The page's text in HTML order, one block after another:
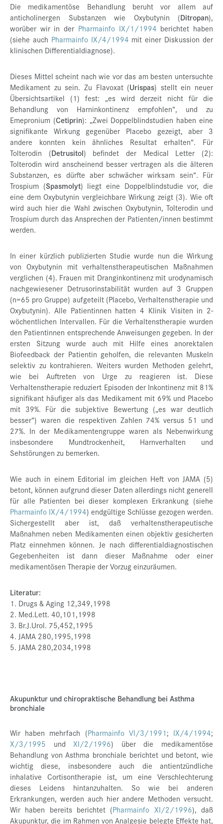
Die medikamentöse Behandlung beruht vor allem auf
anticholinergen Substanzen wie Oxybutynin (Ditropan),
worüber wir in der Pharmainfo IX/1/1994 berichtet haben
(siehe auch Pharmainfo IX/4/1994 mit einer Diskussion der
klinischen Differentialdiagnose).
Dieses Mittel scheint nach wie vor das am besten untersuchte
Medikament zu sein. Zu Flavoxat (Urispas) stellt ein neuer
Übersichtsartikel (1) fest: „es wird derzeit nicht für die
Behandlung von Harninkontinenz empfohlen“, und zu
Emepronium (Cetiprin): „Zwei Doppelblindstudien haben eine
signifikante Wirkung gegenüber Placebo gezeigt, aber 3
andere konnten kein ähnliches Resultat erhalten“. Für
Tolterodin (Detrusitol) befindet der Medical Letter (2):
Tolterodin wird anscheinend besser vertragen als die älteren
Substanzen, es dürfte aber schwächer wirksam sein“. Für
Trospium (Spasmolyt) liegt eine Doppelblindstudie vor, die
eine dem Oxybutynin vergleichbare Wirkung zeigt (3). Wie oft
wird auch hier die Wahl zwischen Oxybutynin, Tolterodin und
Trospium durch das Ansprechen der Patienten/innen bestimmt
werden.
In einer kürzlich publizierten Studie wurde nun die Wirkung
von Oxybutynin mit verhaltenstherapeutischen Maßnahmen
verglichen (4). Frauen mit Dranginkontinenz mit urodynamisch
nachgewiesener Detrusorinstabilität wurden auf 3 Gruppen
(n=65 pro Gruppe) aufgeteilt (Placebo, Verhaltenstherapie und
Oxybutynin). Alle Patientinnen hatten 4 Klinik Visiten in 2-
wöchentlichen Intervallen. Für die Verhaltenstherapie wurden
den Patientinnen entsprechende Anweisungen gegeben. In der
ersten Sitzung wurde auch mit Hilfe eines anorektalen
Biofeedback der Patientin geholfen, die relevanten Muskeln
selektiv zu kontrahieren. Weiters wurden Methoden gelehrt,
wie bei Auftreten von Urge zu reagieren ist. Diese
Verhaltenstherapie reduziert Episoden der Inkontinenz mit 81%
signifikant häufiger als das Medikament mit 69% und Placebo
mit 39%. Für die subjektive Bewertung („es war deutlich
besser“) waren die respektiven Zahlen 74% versus 51 und
27%. In der Medikamentengruppe waren als Nebenwirkung
insbesondere Mundtrockenheit, Harnverhalten und
Sehstörungen zu bemerken.
Wie auch in einem Editorial im gleichen Heft von JAMA (5)
betont, können aufgrund dieser Daten allerdings nicht generell
für alle Patienten bei dieser komplexen Erkrankung (siehe
Pharmainfo IX/4/1994) endgültige Schlüsse gezogen werden.
Sichergestellt aber ist, daß verhaltenstherapeutische
Maßnahmen neben Medikamenten einen objektiv gesicherten
Platz einnehmen können. Je nach differentialdiagnostischen
Gegebenheiten ist dann dieser Maßnahme oder einer
medikamentösen Therapie der Vorzug einzuräumen.
Literatur:
1. Drugs & Aging 12,349,1998
2. Med.Lett. 40,101,1998
3. Br.J.Urol. 75,452,1995
4. JAMA 280,1995,1998
5. JAMA 280,2034,1998
Akupunktur und chiropraktische Behandlung bei Asthma
bronchiale
Wir haben mehrfach (Pharmainfo VI/3/1991; IX/4/1994;
X/3/1995 undXI/2/1996) über die medikamentöse
Behandlung von Asthma bronchiale berichtet und betont, wie
wichtig diese, insbesondere auch die antientzündliche
inhalative Cortisontherapie ist, um eine Verschlechterung
dieses Leidens hintanzuhalten. So wie bei anderen
Erkrankungen, werden auch hier andere Methoden versucht.
Wir haben bereits berichtet (Pharmainfo XI/2/1996), daß
Akupunktur, die im Rahmen von Analgesie belegte Effekte hat,